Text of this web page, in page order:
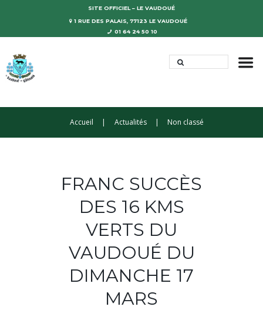
SITE OFFICIEL – LE VAUDOUÉ
1 RUE DES PALAIS, 77123 LE VAUDOUÉ
01 64 24 50 10
Accueil Actualités Non classé
FRANC SUCCÈS
DES 16 KMS
VERTS DU
VAUDOUÉ DU
DIMANCHE 17
MARS